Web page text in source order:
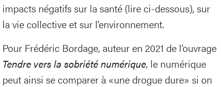
impacts négatifs sur la santé (lire ci-dessous), sur
la vie collective et sur l’environnement.
Pour Frédéric Bordage, auteur en 2021 de l’ouvrage
Tendre vers la sobriété numérique, le numérique
peut ainsi se comparer à «une drogue dure» si on